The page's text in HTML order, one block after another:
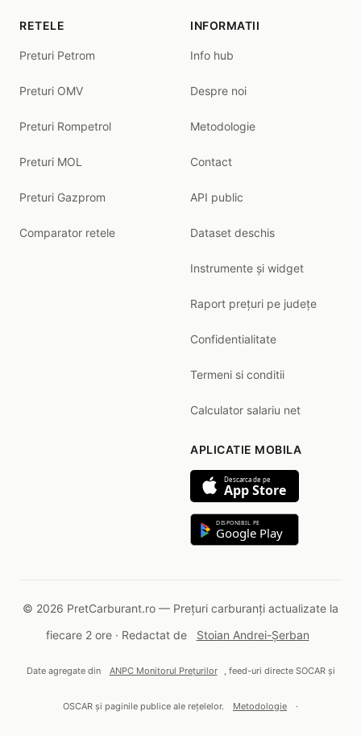
RETELE
Preturi Petrom
Preturi OMV
Preturi Rompetrol
Preturi MOL
Preturi Gazprom
Comparator retele
INFORMATII
Info hub
Despre noi
Metodologie
Contact
API public
Dataset deschis
Instrumente și widget
Raport prețuri pe județe
Confidentialitate
Termeni si conditii
Calculator salariu net
APLICATIE MOBILA
Descarca de pe
App Store
DISPONIBIL PE
Google Play
© 2026 PretCarburant.ro — Prețuri carburanți actualizate la
fiecare 2 ore · Redactat de
Stoian Andrei-Șerban
Date agregate din ANPC Monitorul Prețurilor , feed-uri directe SOCAR și
OSCAR și paginile publice ale rețelelor. Metodologie ·